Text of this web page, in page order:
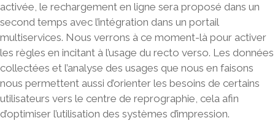
activée, le rechargement en ligne sera proposé dans un
second temps avec l’intégration dans un portail
multiservices. Nous verrons à ce moment-là pour activer
les règles en incitant à l’usage du recto verso. Les données
collectées et l’analyse des usages que nous en faisons
nous permettent aussi d’orienter les besoins de certains
utilisateurs vers le centre de reprographie, cela afin
d’optimiser l’utilisation des systèmes d’impression.